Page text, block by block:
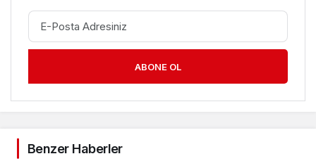
ABONE OL
Benzer Haberler